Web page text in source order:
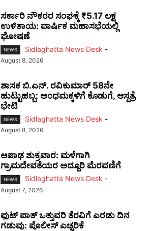
ಸರ್ಕಾರಿ ನೌಕರರ ಸಂಘಕ್ಕೆ ₹5.17 ಲಕ್ಷ
ಉಳಿತಾಯ: ವಾರ್ಷಿಕ ಮಹಾಸಭೆಯಲ್ಲಿ
ಘೋಷಣೆ
NEWS Sidlaghatta News Desk -
August 8, 2026
ಶಾಸಕ ಬಿ.ಎನ್. ರವಿಕುಮಾರ್ 58ನೇ
ಹುಟ್ಟುಹಬ್ಬ: ಅಂಧಮಕ್ಕಳಿಗೆ ಕೊಡುಗೆ, ಆಸ್ಪತ್ರೆ
ಭೇಟಿ
NEWS Sidlaghatta News Desk -
August 8, 2026
ಆಷಾಢ ಶುಕ್ರವಾರ: ಮಳೆಗಾಗಿ
ಗ್ರಾಮದೇವತೆಯರ ಅದ್ದೂರಿ ಮೆರವಣಿಗೆ
NEWS Sidlaghatta News Desk -
August 7, 2026
ಫುಟ್‌ ಪಾತ್ ಒತ್ತುವರಿ ತೆರವಿಗೆ ಎರಡು ದಿನ
ಗಡುವು: ಪೊಲೀಸ್ ಎಚ್ಚರಿಕೆ